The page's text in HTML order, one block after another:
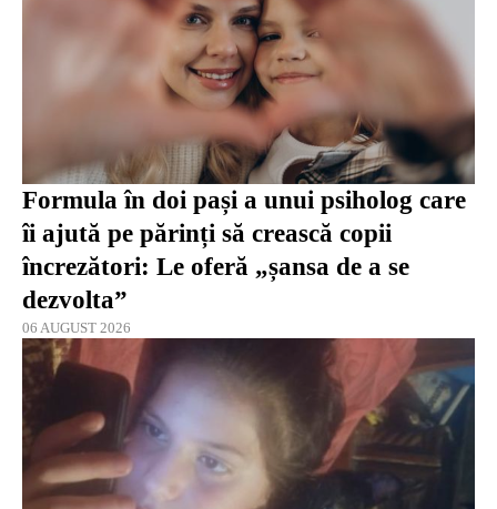
Formula în doi pași a unui psiholog care
îi ajută pe părinți să crească copii
încrezători: Le oferă „șansa de a se
dezvolta”
06 AUGUST 2026